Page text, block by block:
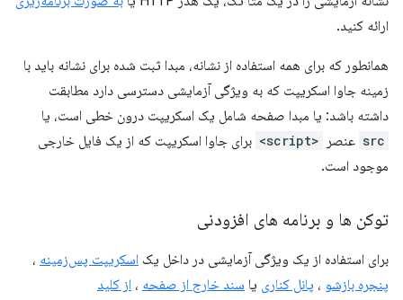
ارائه کنید.
همانطور که برای همه استفاده از نشانه، مبدا ثبت شده برای نشانه باید با
زمینه جاوا اسکریپت که به ویژگی آزمایشی دسترسی دارد مطابقت
داشته باشد: یا مبدا صفحه شامل یک اسکریپت درون خطی است، یا
src عنصر <script>
برای جاوا اسکریپت که از یک فایل خارجی
موجود است.
توکن ها و برنامه های افزودنی
برای استفاده از یک ویژگی آزمایشی در داخل یک اسکریپت پس‌زمینه ،
پنجره بازشو ، پانل کناری یا سند خارج از صفحه ، از کلید